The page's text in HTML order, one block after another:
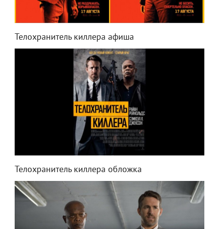
Телохранитель киллера афиша
Телохранитель киллера обложка